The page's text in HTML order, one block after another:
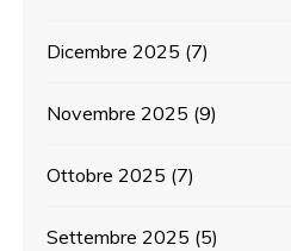
Dicembre 2025 (7)
Novembre 2025 (9)
Ottobre 2025 (7)
Settembre 2025 (5)